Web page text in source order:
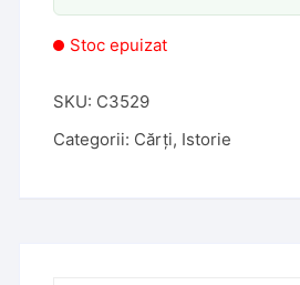
Stoc epuizat
SKU: C3529
Categorii: Cărți, Istorie